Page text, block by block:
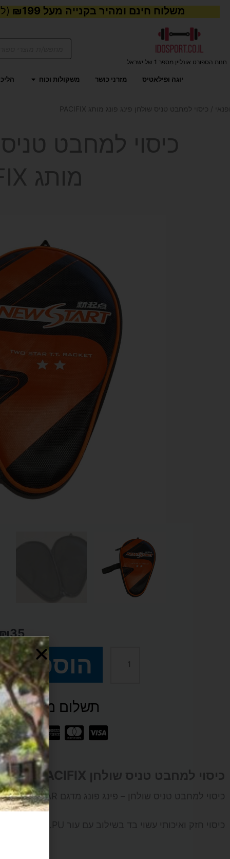
משלוח חינם ומהיר בקנייה מעל ₪199
חנות הספורט אונליין מספר 1 של ישראל
Products
יוגה ופילאטיס מזרני כושר משקולות וכוח פתח
/ כיסוי למחבט טניס שולחן פינג פונג מותג PACIFIX
כיסוי למחבט
מותג PACIFIX
35
הוספה
תשלום מאובטח SSL
כיסוי למחבט טניס שולחן PACIFIX
כיסוי למחבט טניס שולחן – פינג פונג מדגם NEW STAR, מתאים לכל סוגי המחבטים.
כיסוי חזק ואיכותי עשוי בד בשילוב עם עור PU.